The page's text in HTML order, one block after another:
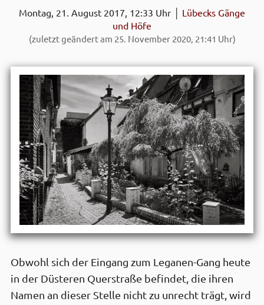
Montag, 21. August 2017, 12:33 Uhr │ Lübecks Gänge
und Höfe
(zuletzt geändert am 25. November 2020, 21:41 Uhr)
Obwohl sich der Eingang zum Leganen-Gang heute
in der Düsteren Querstraße befindet, die ihren
Namen an dieser Stelle nicht zu unrecht trägt, wird